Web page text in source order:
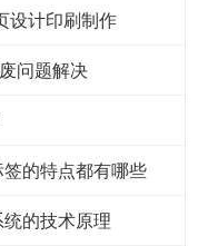
设计印刷制作
问题解决
的特点都有哪些
的技术原理